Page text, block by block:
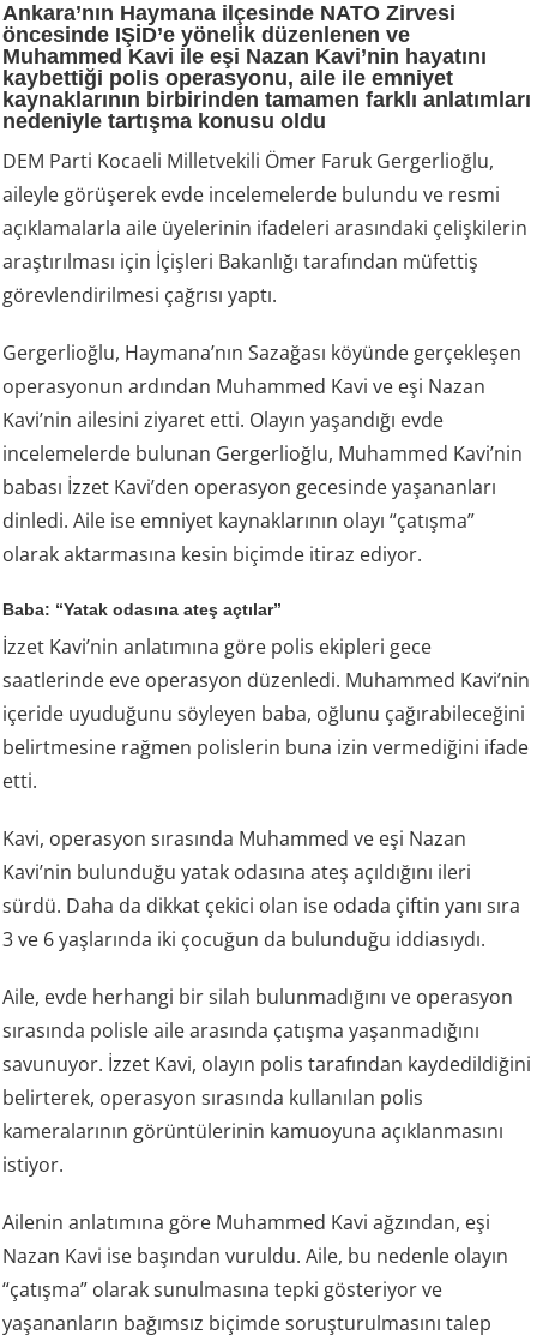
Ankara’nın Haymana ilçesinde NATO Zirvesi
öncesinde IŞİD’e yönelik düzenlenen ve
Muhammed Kavi ile eşi Nazan Kavi’nin hayatını
kaybettiği polis operasyonu, aile ile emniyet
kaynaklarının birbirinden tamamen farklı anlatımları
nedeniyle tartışma konusu oldu
DEM Parti Kocaeli Milletvekili Ömer Faruk Gergerlioğlu,
aileyle görüşerek evde incelemelerde bulundu ve resmi
açıklamalarla aile üyelerinin ifadeleri arasındaki çelişkilerin
araştırılması için İçişleri Bakanlığı tarafından müfettiş
görevlendirilmesi çağrısı yaptı.
Gergerlioğlu, Haymana’nın Sazağası köyünde gerçekleşen
operasyonun ardından Muhammed Kavi ve eşi Nazan
Kavi’nin ailesini ziyaret etti. Olayın yaşandığı evde
incelemelerde bulunan Gergerlioğlu, Muhammed Kavi’nin
babası İzzet Kavi’den operasyon gecesinde yaşananları
dinledi. Aile ise emniyet kaynaklarının olayı “çatışma”
olarak aktarmasına kesin biçimde itiraz ediyor.
Baba: “Yatak odasına ateş açtılar”
İzzet Kavi’nin anlatımına göre polis ekipleri gece
saatlerinde eve operasyon düzenledi. Muhammed Kavi’nin
içeride uyuduğunu söyleyen baba, oğlunu çağırabileceğini
belirtmesine rağmen polislerin buna izin vermediğini ifade
etti.
Kavi, operasyon sırasında Muhammed ve eşi Nazan
Kavi’nin bulunduğu yatak odasına ateş açıldığını ileri
sürdü. Daha da dikkat çekici olan ise odada çiftin yanı sıra
3 ve 6 yaşlarında iki çocuğun da bulunduğu iddiasıydı.
Aile, evde herhangi bir silah bulunmadığını ve operasyon
sırasında polisle aile arasında çatışma yaşanmadığını
savunuyor. İzzet Kavi, olayın polis tarafından kaydedildiğini
belirterek, operasyon sırasında kullanılan polis
kameralarının görüntülerinin kamuoyuna açıklanmasını
istiyor.
Ailenin anlatımına göre Muhammed Kavi ağzından, eşi
Nazan Kavi ise başından vuruldu. Aile, bu nedenle olayın
“çatışma” olarak sunulmasına tepki gösteriyor ve
yaşananların bağımsız biçimde soruşturulmasını talep